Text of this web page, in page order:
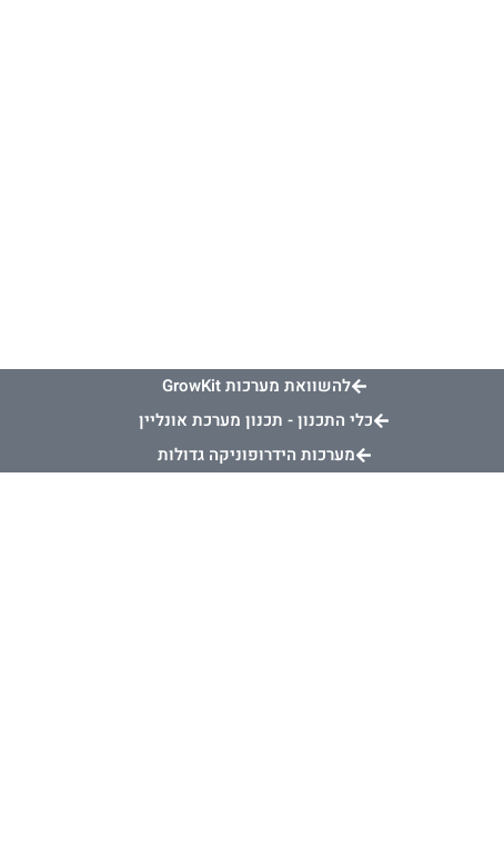
להשוואת מערכות GrowKit
כלי התכנון - תכנון מערכת אונליין
מערכות הידרופוניקה גדולות